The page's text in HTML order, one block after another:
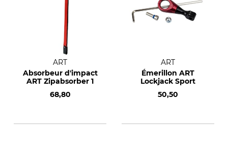
ART
Absorbeur d'impact
ART Zipabsorber 1
68,80
ART
Émerillon ART
Lockjack Sport
50,50